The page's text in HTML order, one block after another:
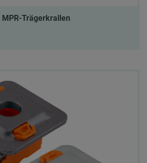
MPR-Trägerkrallen